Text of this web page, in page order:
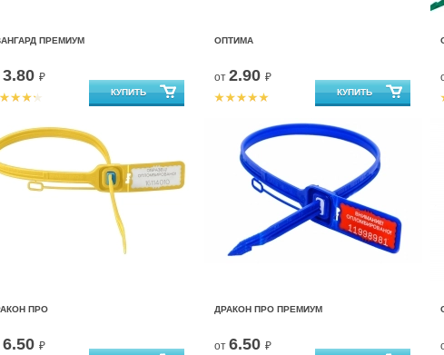
ПРЕМИУМ
3.80 ₽
ОПТИМА
от 2.90 ₽
ПРО
6.50 ₽
ДРАКОН ПРО ПРЕМИУМ
от 6.50 ₽